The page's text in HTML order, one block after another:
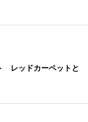
レッドカーペットと